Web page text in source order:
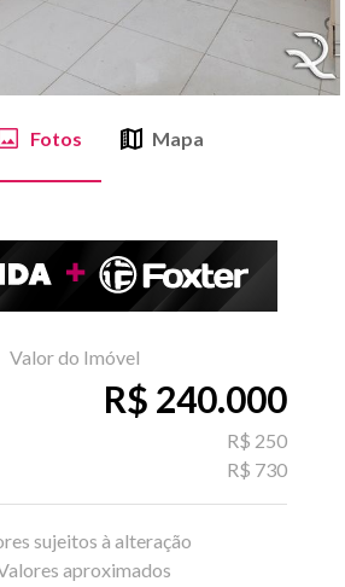
Fotos Mapa
Valor do Imóvel
R$ 240.000
R$ 250
R$ 730
sujeitos à alteração
aproximados